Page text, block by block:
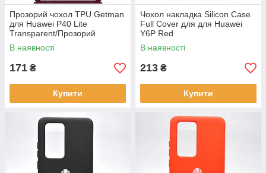
Прозорий чохол TPU Getman
для Huawei P40 Lite
Transparent/Прозорий
В наявності
171 ₴
Купити
Чохол накладка Silicon Case
Full Cover для для Huawei
Y6P Red
В наявності
213 ₴
Купити